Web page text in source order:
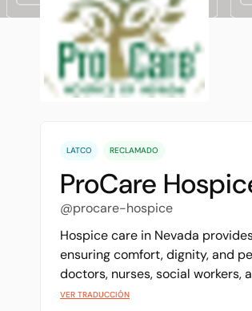
LATCO RECLAMADO
ProCare
@procare-hospice
Hospice care in Nevada
ensuring comfort, dignity, and
doctors, nurses, social workers,
VER TRADUCCIÓN